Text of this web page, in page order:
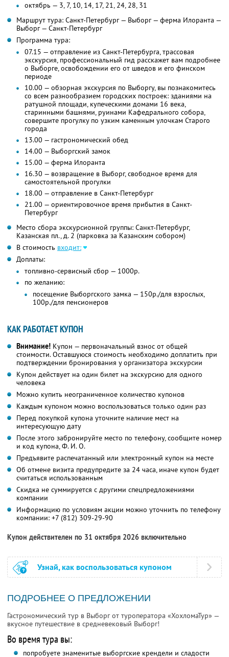
октябрь — 3, 7, 10, 14, 17, 21, 24, 28, 31
Маршрут тура: Санкт-Петербург — Выборг — ферма Илоранта —
Выборг — Санкт-Петербург
Программа тура:
07.15 — отправление из Санкт-Петербурга, трассовая
экскурсия, профессиональный гид расскажет вам подробнее
о Выборге, освобождении его от шведов и его финском
периоде
10.00 — обзорная экскурсия по Выборгу, вы познакомитесь
со всем разнообразием городских построек: зданиями на
ратушной площади, купеческими домами 16 века,
старинными башнями, руинами Кафедрального собора,
совершите прогулку по узким каменным улочкам Старого
города
13.00 — гастрономический обед
14.00 — Выборгский замок
15.00 — ферма Илоранта
16.30 — возвращение в Выборг, свободное время для
самостоятельной прогулки
18.00 — отправление в Санкт-Петербург
21.00 — ориентировочное время прибытия в Санкт-
Петербург
Место сбора экскурсионной группы: Санкт-Петербург,
Казанская пл., д. 2 (парковка за Казанским собором)
В стоимость входит:
Доплаты:
топливно-сервисный сбор — 1000р.
по желанию:
посещение Выборгского замка — 150р./для взрослых,
100р./для пенсионеров
КАК РАБОТАЕТ КУПОН
Внимание! Купон — первоначальный взнос от общей
стоимости. Оставшуюся стоимость необходимо доплатить при
подтверждении бронирования у организатора экскурсии
Купон действует на один билет на экскурсию для одного
человека
Можно купить неограниченное количество купонов
Каждым купоном можно воспользоваться только один раз
Перед покупкой купона уточните наличие мест на
интересующую дату
После этого забронируйте место по телефону, сообщите номер
и код купона, Ф. И. О.
Предъявите распечатанный или электронный купон на месте
Об отмене визита предупредите за 24 часа, иначе купон будет
считаться использованным
Скидка не суммируется с другими спецпредложениями
компании
Информацию по условиям акции можно уточнить по телефону
компании: +7 (812) 309-29-90
Купон действителен по 31 октября 2026 включительно
Узнай, как воспользоваться купоном
ПОДРОБНЕЕ О ПРЕДЛОЖЕНИИ
Гастрономический тур в Выборг от туроператора «ХохломаТур» —
вкусное путешествие в средневековый Выборг!
Во время тура вы:
попробуете знаменитые выборгские крендели и сладости